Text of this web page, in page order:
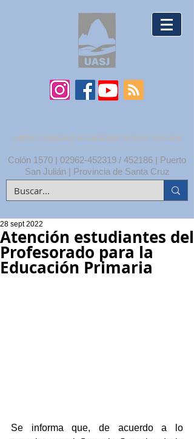
UNPA | UNIDAD ACADÉMICA SAN JULIÁN
Colón 1570 | 02962-452319 / 452186 | Puerto
San Julián | Provincia de Santa Cruz
Atención estudiantes del
Profesorado para la
Educación Primaria
28 sept 2022
Se informa que, de acuerdo a lo